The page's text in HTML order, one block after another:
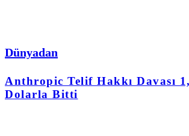
Dünyadan
Anthropic Telif Hakkı Davası
Dolarla Bitti